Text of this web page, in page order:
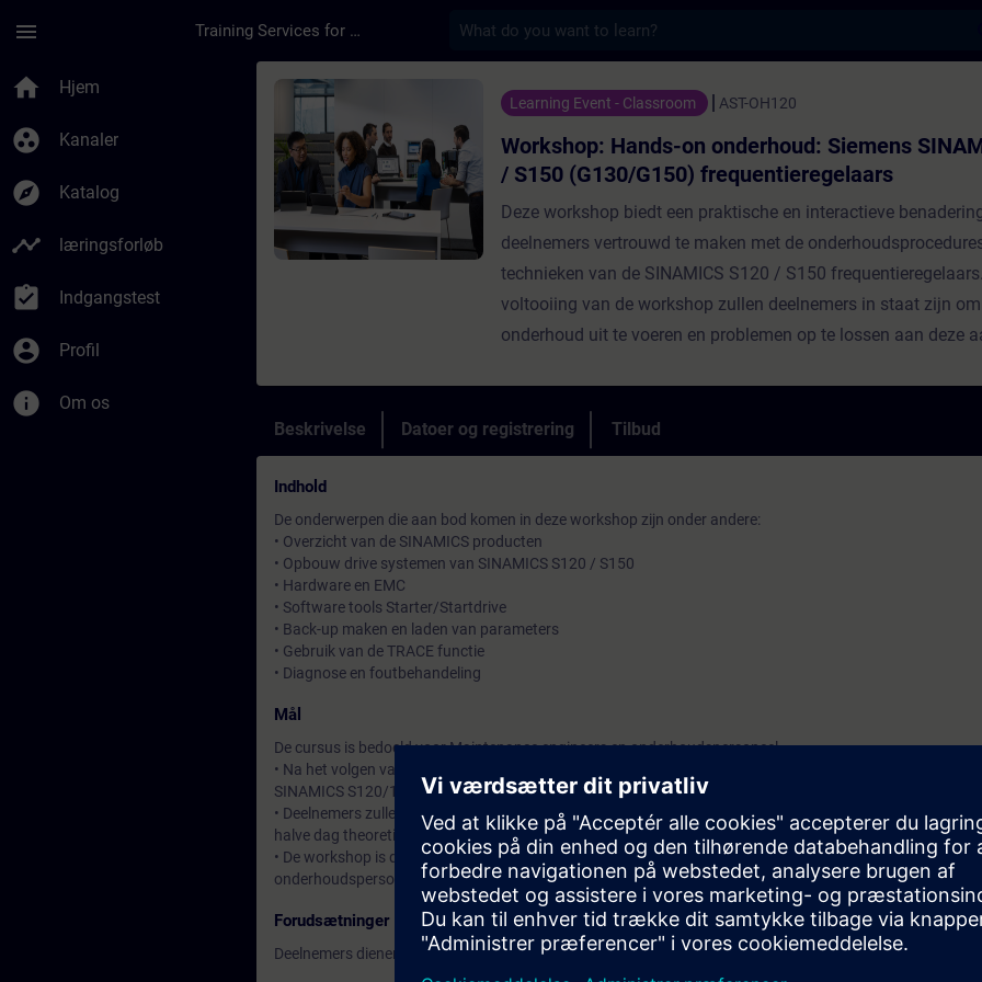
menu Training Services for Digital Industries
home Hjem
group_work Kanaler
explore Katalog
timeline læringsforløb
assignment_turned_in Indgangstest
account_circle Profil
info Om os
Rute - Workshop: Hands-on onderhoud: Siemens SINAMICS
Learning Event - Classroom AST-OH120
Workshop: Hands-on onderhoud: Siemens
/ S150 (G130/G150) frequentieregelaars
Deze workshop biedt een praktische en interactieve
deelnemers vertrouwd te maken met de
technieken van de SINAMICS S120 / S150
voltooiing van de workshop zullen deelnemers in staat zijn
onderhoud uit te voeren en problemen op te lossen aan deze
Beskrivelse Datoer og registrering Tilbud
Indhold
De onderwerpen die aan bod komen in deze workshop zijn onder andere:
• Overzicht van de SINAMICS producten
• Opbouw drive systemen van SINAMICS S120 / S150
• Hardware en EMC
• Software tools Starter/Startdrive
• Back-up maken en laden van parameters
• Gebruik van de TRACE functie
• Diagnose en foutbehandeling
Mål
De cursus is bedoeld voor Maintenance engineers en onderhoudspersoneel.
• Na het volgen van de workshop zal de deelnemer in staat zijn om 1st level service uit te voeren op
SINAMICS S120/150 (G130/G150).
• Deelnemers zullen kennis opdoen over de SINAMICS S120 / S150 (G130/G150). Dit wordt gedaan aan
halve dag theoretische instructies en een halve dag praktische oefeningen in de installatie van de klant.
• De workshop is dynamisch en sluit aan op de behoefte van de betreffende Maintenance engineers en
onderhoudspersoneel.
Forudsætninger
Deelnemers dienen kennis te hebben van draaistroommotoren en vermogenselektronica.